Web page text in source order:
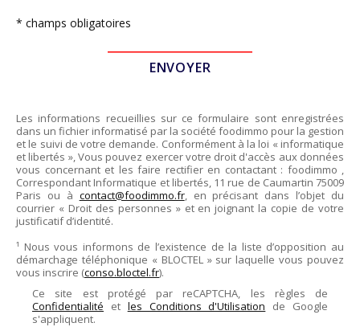
* champs obligatoires
Les informations recueillies sur ce formulaire sont enregistrées
dans un fichier informatisé par la société foodimmo pour la gestion
et le suivi de votre demande. Conformément à la loi « informatique
et libertés », Vous pouvez exercer votre droit d'accès aux données
vous concernant et les faire rectifier en contactant : foodimmo ,
Correspondant Informatique et libertés, 11 rue de Caumartin 75009
Paris ou à contact@foodimmo.fr, en précisant dans l’objet du
courrier « Droit des personnes » et en joignant la copie de votre
justificatif d’identité.
¹ Nous vous informons de l’existence de la liste d’opposition au
démarchage téléphonique « BLOCTEL » sur laquelle vous pouvez
vous inscrire (conso.bloctel.fr).
Ce site est protégé par reCAPTCHA, les règles de
Confidentialité et les Conditions d'Utilisation de Google
s'appliquent.